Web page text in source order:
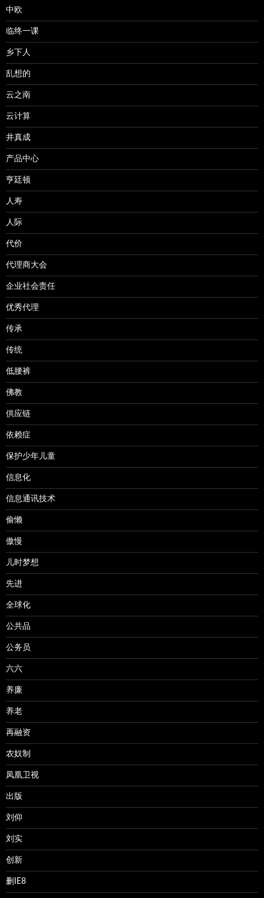
中欧
临终一课
乡下人
乱想的
云之南
云计算
井真成
产品中心
亨廷顿
人寿
人际
代价
代理商大会
企业社会责任
优秀代理
传承
传统
低腰裤
佛教
供应链
依赖症
保护少年儿童
信息化
信息通讯技术
偷懒
傲慢
儿时梦想
先进
全球化
公共品
公务员
六六
养廉
养老
再融资
农奴制
凤凰卫视
出版
刘仰
刘实
创新
删IE8